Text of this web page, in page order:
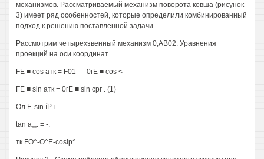
механизмов. Рассматриваемый механизм поворота ковша (рисунок
3) имеет ряд особенностей, которые определили комбинированный
подход к решению поставленной задачи.
Рассмотрим четырехзвенный механизм 0,АВ02. Уравнения
проекций на оси координат
FE ■ cos атк = F01 — 0гЕ ■ cos <
FE ■ sin атк = 0гЕ ■ sin срг . (1)
Ол E-sin íP-i
tan a„„. = -.
тк FO^-O^E-cosip^